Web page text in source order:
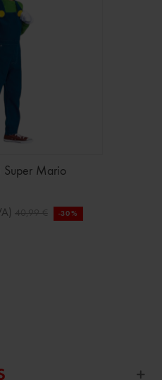
Super Mario
40,99 € -30%